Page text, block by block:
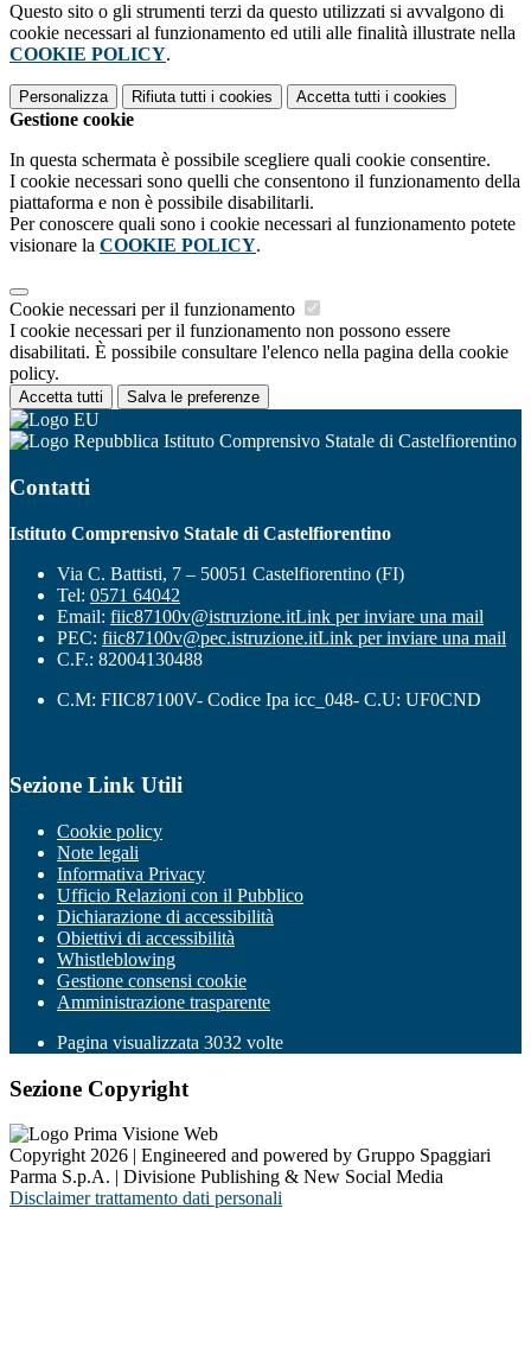
Questo sito o gli strumenti terzi da questo utilizzati si avvalgono di
cookie necessari al funzionamento ed utili alle finalità illustrate nella
COOKIE POLICY.
Personalizza Rifiuta tutti i cookies Accetta tutti i cookies
Gestione cookie
In questa schermata è possibile scegliere quali cookie consentire.
I cookie necessari sono quelli che consentono il funzionamento della
piattaforma e non è possibile disabilitarli.
Per conoscere quali sono i cookie necessari al funzionamento potete
visionare la COOKIE POLICY.
Cookie necessari per il funzionamento
I cookie necessari per il funzionamento non possono essere
disabilitati. È possibile consultare l'elenco nella pagina della cookie
policy.
Accetta tutti Salva le preferenze
Istituto Comprensivo Statale di Castelfiorentino
Contatti
Istituto Comprensivo Statale di Castelfiorentino
Via C. Battisti, 7 – 50051 Castelfiorentino (FI)
Tel: 0571 64042
Email: fiic87100v@istruzione.itLink per inviare una mail
PEC: fiic87100v@pec.istruzione.itLink per inviare una mail
C.F.: 82004130488
C.M: FIIC87100V- Codice Ipa icc_048- C.U: UF0CND
Sezione Link Utili
Cookie policy
Note legali
Informativa Privacy
Ufficio Relazioni con il Pubblico
Dichiarazione di accessibilità
Obiettivi di accessibilità
Whistleblowing
Gestione consensi cookie
Amministrazione trasparente
Pagina visualizzata 3032 volte
Sezione Copyright
Copyright 2026 | Engineered and powered by Gruppo Spaggiari
Parma S.p.A. | Divisione Publishing & New Social Media
Disclaimer trattamento dati personali